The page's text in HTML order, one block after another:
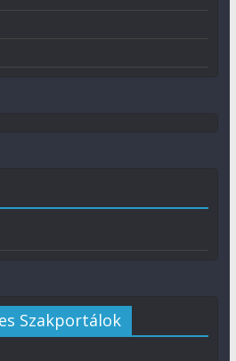
Szakportálok